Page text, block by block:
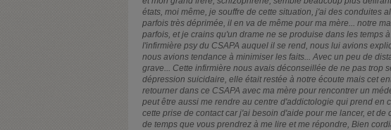
états, moi même, je souffre de cette situation, j'ai des conduites
parfois très déprimée, il en va de même pour ma mère... notre
parfois, et je crains qu'un drame ne se produise dans les temps
l'infirmière psy du CSAPA auquel il se rend, nous lui avions
nous avions tendance à minimiser les faits... Avec un peu de
grave... Cette infirmière nous avais déconseillée de ne pas trop
dépression suicidaire, elle était restée à notre écoute mais cet
retourner dans ce CSAPA avec ma mère pour rencontrer un
peut être aussi me rendre au centre d'addictologie qui prend en
cette prise de contact car j'ai besoin d'aide pour me lancer, et
de temps que vous prendrez à me lire et me répondre, Bien